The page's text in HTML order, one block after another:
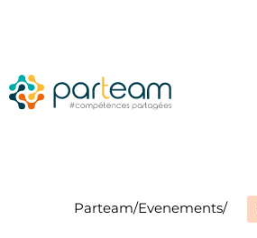
Parteam/Evenements/